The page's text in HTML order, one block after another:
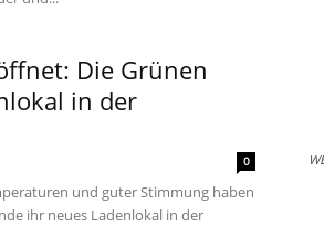
Die Grünen
in der
0
und guter Stimmung haben
ihr neues Ladenlokal in der